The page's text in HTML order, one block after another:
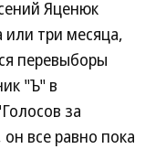
Яценюк
или три месяца,
перевыборы
"Ъ" в
за
все равно пока